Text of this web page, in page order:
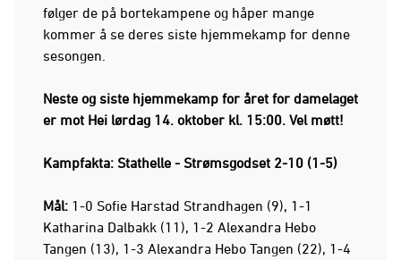
følger de på bortekampene og håper mange
kommer å se deres siste hjemmekamp for denne
sesongen.
Neste og siste hjemmekamp for året for damelaget
er mot Hei lørdag 14. oktober kl. 15:00. Vel møtt!
Kampfakta: Stathelle - Strømsgodset 2-10 (1-5)
Mål: 1-0 Sofie Harstad Strandhagen (9), 1-1
Katharina Dalbakk (11), 1-2 Alexandra Hebo
Tangen (13), 1-3 Alexandra Hebo Tangen (22), 1-4